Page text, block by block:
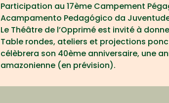
Participation au 17ème Campement
Acampamento Pedagógico da
Le Théâtre de l’Opprimé est invité à
Table rondes, ateliers et projections
célèbrera son 40ème anniversaire, une
amazonienne (en prévision).